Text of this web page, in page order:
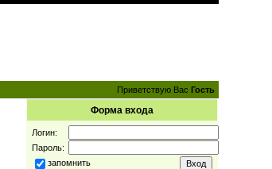
Приветствую Вас Гость
Форма входа
Логин:
Пароль:
запомнить